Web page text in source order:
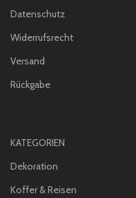
Datenschutz
Widerrufsrecht
Versand
Rückgabe
KATEGORIEN
Dekoration
Koffer & Reisen